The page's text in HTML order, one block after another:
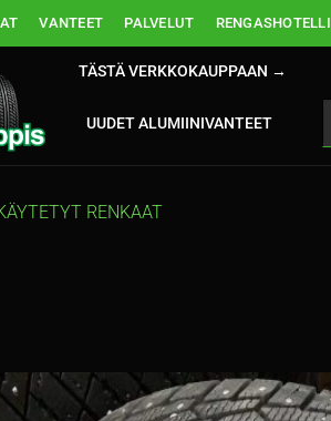
VANTEET PALVELUT RENGASHOTELLI
TÄSTÄ VERKKOKAUPPAAN →
UUDET ALUMIINIVANTEET
RENKAAT